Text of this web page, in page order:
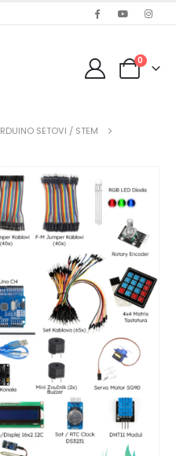
0
SETOVI / STEM